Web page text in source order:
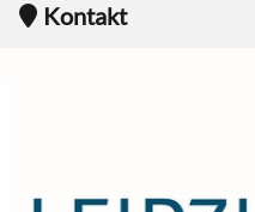
Kontakt